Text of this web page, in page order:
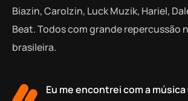
Biazin, Carolzin, Luck Muzik, Hariel,
Beat. Todos com grande repercussão
brasileira.
Eu me encontrei com a